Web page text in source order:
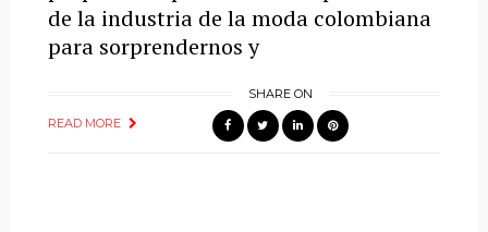
de la industria de la moda colombiana
para sorprendernos y
READ MORE
SHARE ON